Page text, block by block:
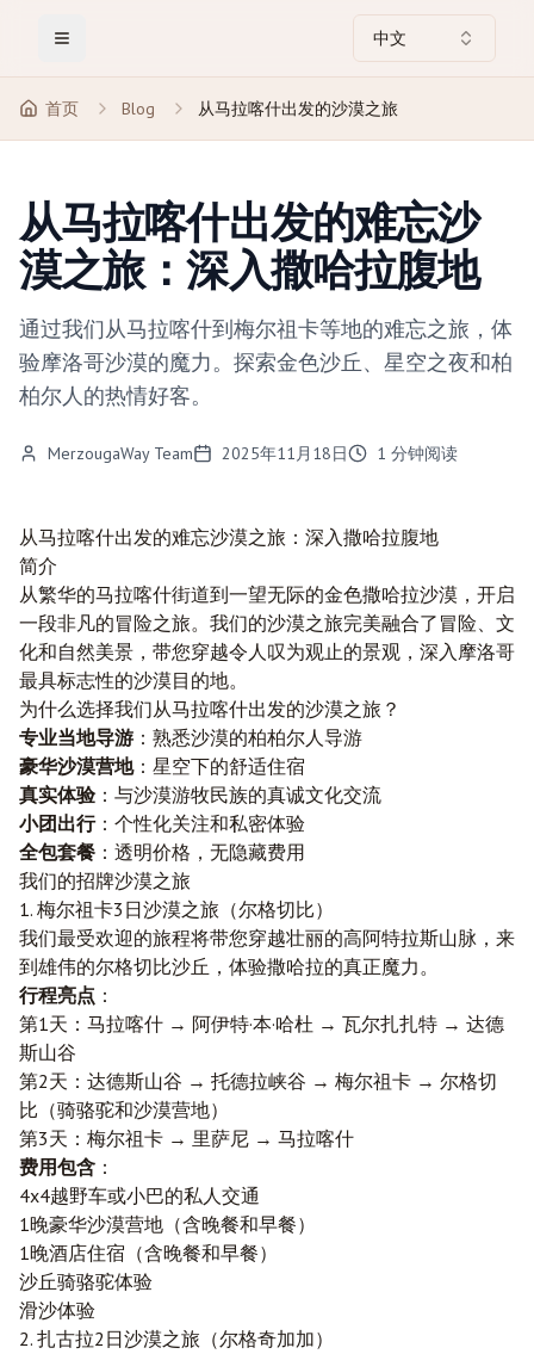
Toggle Menu 中文
首页 Blog 从马拉喀什出发的沙漠之旅
从马拉喀什出发的难忘沙
漠之旅：深入撒哈拉腹地
通过我们从马拉喀什到梅尔祖卡等地的难忘之旅，体
验摩洛哥沙漠的魔力。探索金色沙丘、星空之夜和柏
柏尔人的热情好客。
MerzougaWay Team 2025年11月18日 1 分钟阅读
从马拉喀什出发的难忘沙漠之旅：深入撒哈拉腹地
简介
从繁华的马拉喀什街道到一望无际的金色撒哈拉沙漠，开启
一段非凡的冒险之旅。我们的沙漠之旅完美融合了冒险、文
化和自然美景，带您穿越令人叹为观止的景观，深入摩洛哥
最具标志性的沙漠目的地。
为什么选择我们从马拉喀什出发的沙漠之旅？
专业当地导游 ：熟悉沙漠的柏柏尔人导游
豪华沙漠营地：星空下的舒适住宿
真实体验：与沙漠游牧民族的真诚文化交流
小团出行：个性化关注和私密体验
全包套餐 ：透明价格，无隐藏费用
我们的招牌沙漠之旅
1. 梅尔祖卡3日沙漠之旅（尔格切比）
我们最受欢迎的旅程将带您穿越壮丽的高阿特拉斯山脉，来
到雄伟的尔格切比沙丘，体验撒哈拉的真正魔力。
行程亮点 ：
第1天：马拉喀什 → 阿伊特·本·哈杜 → 瓦尔扎扎特 → 达德
斯山谷
第2天：达德斯山谷 → 托德拉峡谷 → 梅尔祖卡 → 尔格切
比（骑骆驼和沙漠营地）
第3天：梅尔祖卡 → 里萨尼 → 马拉喀什
费用包含 ：
4x4越野车或小巴的私人交通
1晚豪华沙漠营地（含晚餐和早餐）
1晚酒店住宿（含晚餐和早餐）
沙丘骑骆驼体验
滑沙体验
2. 扎古拉2日沙漠之旅（尔格奇加加）